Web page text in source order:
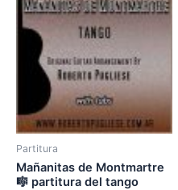
Partitura
Mañanitas de Montmartre
🎼 partitura del tango